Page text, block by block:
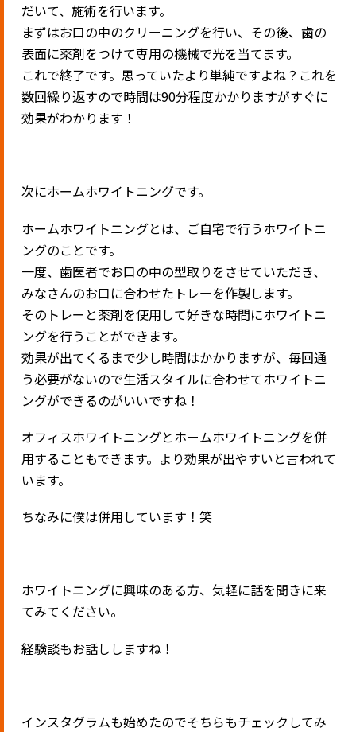
だいて、施術を行います。
まずはお口の中のクリーニングを行い、その後、歯の
表面に薬剤をつけて専用の機械で光を当てます。
これで終了です。思っていたより単純ですよね？これを
数回繰り返すので時間は90分程度かかりますがすぐに
効果がわかります！
次にホームホワイトニングです。
ホームホワイトニングとは、ご自宅で行うホワイトニ
ングのことです。
一度、歯医者でお口の中の型取りをさせていただき、
みなさんのお口に合わせたトレーを作製します。
そのトレーと薬剤を使用して好きな時間にホワイトニ
ングを行うことができます。
効果が出てくるまで少し時間はかかりますが、毎回通
う必要がないので生活スタイルに合わせてホワイトニ
ングができるのがいいですね！
オフィスホワイトニングとホームホワイトニングを併
用することもできます。より効果が出やすいと言われて
います。
ちなみに僕は併用しています！笑
ホワイトニングに興味のある方、気軽に話を聞きに来
てみてください。
経験談もお話ししますね！
インスタグラムも始めたのでそちらもチェックしてみ